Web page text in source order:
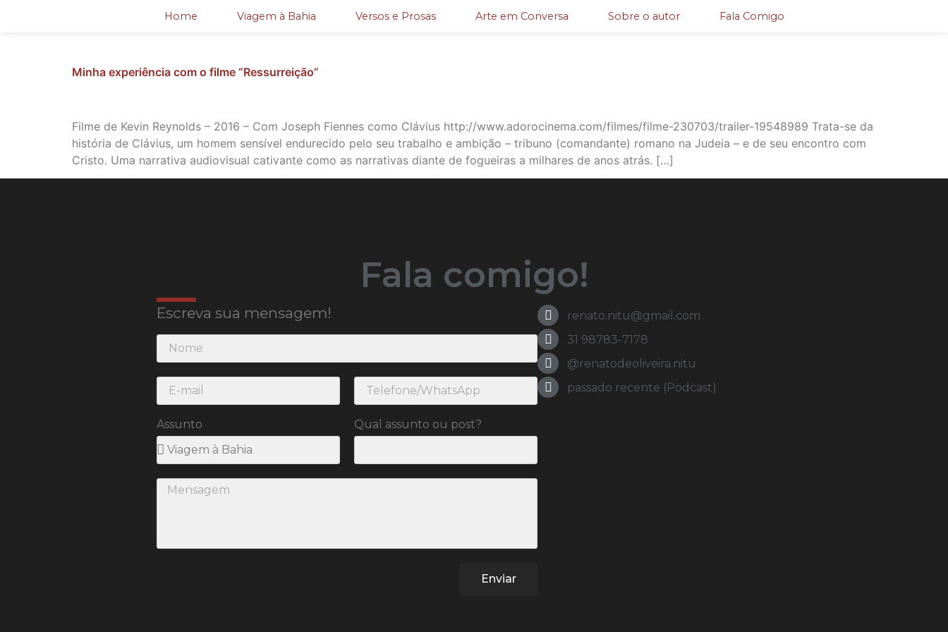
Home Viagem à Bahia Versos e Prosas Arte em Conversa Sobre o autor Fala Comigo
Minha experiência com o filme “Ressurreição”
Filme de Kevin Reynolds – 2016 – Com Joseph Fiennes como Clávius http://www.adorocinema.com/filmes/filme-230703/trailer-19548989 Trata-se da
história de Clávius, um homem sensível endurecido pelo seu trabalho e ambição – tribuno (comandante) romano na Judeia – e de seu encontro com
Cristo. Uma narrativa audiovisual cativante como as narrativas diante de fogueiras a milhares de anos atrás. […]
Fala comigo!
Escreva sua mensagem!
Assunto Qual assunto ou post?
Enviar
renato.nitu@gmail.com
31 98783-7178
@renatodeoliveira.nitu
passado recente (Podcast)